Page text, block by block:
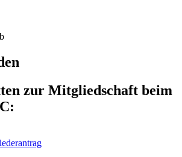
zur Mitgliedschaft beim